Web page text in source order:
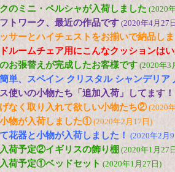
のミニ・ペルシャが入荷しました (2020
トワーク、最近の作品です (2020年4月27
ッサーとハイチェストをお揃いで納品し
ルームチェア用にこんなクッションは
お張替えが完成したお客様です (2020年3
単、スペイン クリスタル シャンデリア
使いの小物たち「追加入荷」してます！
なく取り入れて欲しい小物たち② (2020
物が入荷しました① (2020年2月17日)
花器と小物が入荷しました！ (2020年2月
荷予定②イギリスの飾り棚 (2020年1月27
荷予定①ベッドセット (2020年1月27日)